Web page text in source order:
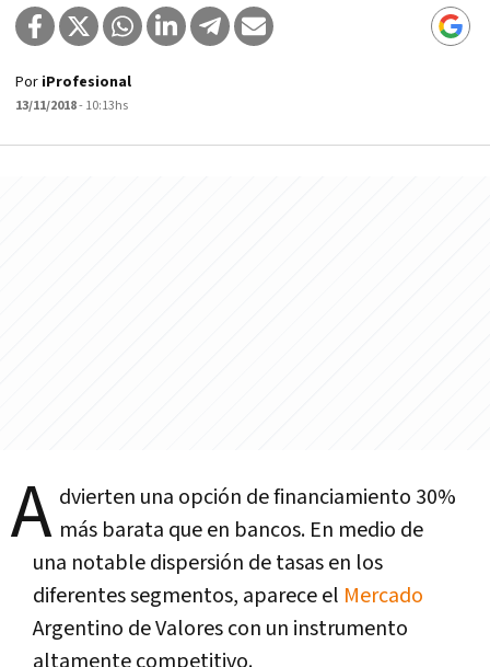
Por iProfesional
13/11/2018- 10:13hs
A dvierten una opción de financiamiento 30%
más barata que en bancos. En medio de
una notable dispersión de tasas en los
diferentes segmentos, aparece el Mercado
Argentino de Valores con un instrumento